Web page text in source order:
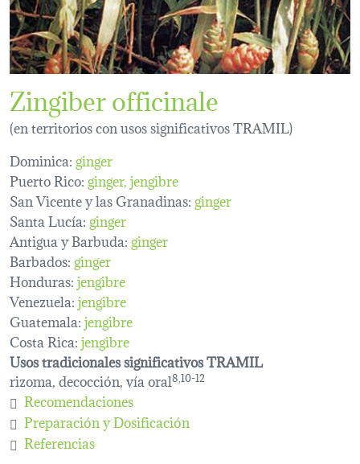
Zingiber officinale
(en territorios con usos significativos TRAMIL)
Dominica:ginger
Puerto Rico:ginger jengibre
San Vicente y las Granadinas:ginger
Santa Lucía:ginger
Antigua y Barbuda:ginger
Barbados:ginger
Honduras:jengibre
Venezuela:jengibre
Guatemala:jengibre
Costa Rica:jengibre
Usos tradicionales significativos TRAMIL
rizoma, decocción, vía oral8,10-12
Recomendaciones
Preparación y Dosificación
Referencias